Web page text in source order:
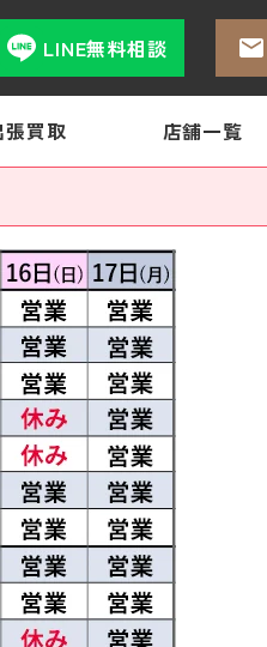
LINE無料相談
張買取 店舗一覧